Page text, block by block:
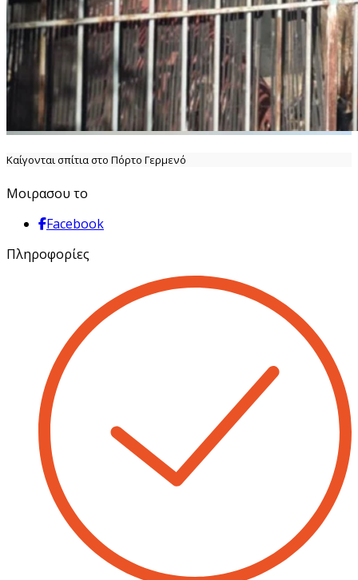
Καίγονται σπίτια στο Πόρτο Γερμενό
Μοιρασου το
Facebook
Πληροφορίες